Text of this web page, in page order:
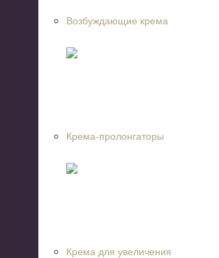
Возбуждающие крема
Крема-пролонгаторы
Крема для увеличения